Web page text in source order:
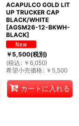
ACAPULCO GOLD LIT
UP TRUCKER CAP
BLACK/WHITE
[AGSM26-12-BKWH-
BLACK]
￥5,500(税別)
(税込 : ￥ 6,050)
希望小売価格: ￥ 5,500
カートに入れる